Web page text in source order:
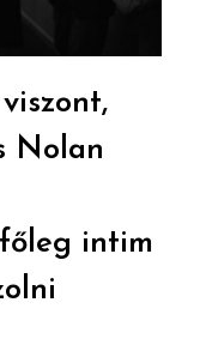
Nolan
intim